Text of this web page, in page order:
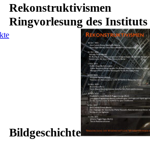
Rekonstruktivismen
Ringvorlesung des
Bildgeschichte